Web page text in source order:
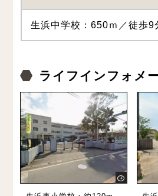
生浜中学校：650ｍ／徒歩9
ライフインフォメ